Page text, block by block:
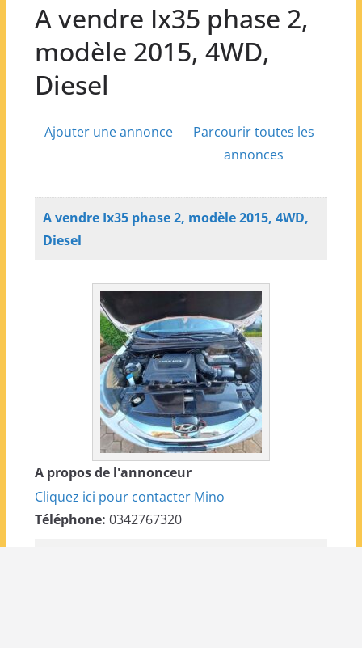
A vendre Ix35 phase 2,
modèle 2015, 4WD,
Diesel
Ajouter une annonce
Parcourir toutes les
annonces
A vendre Ix35 phase 2, modèle 2015, 4WD,
Diesel
A propos de l'annonceur
Cliquez ici pour contacter Mino
Téléphone: 0342767320